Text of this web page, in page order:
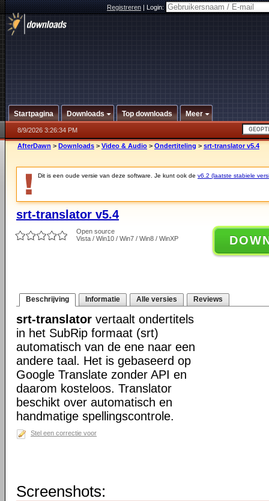
Registreren|Login:
Startpagina Downloads Top downloads Meer
8/9/2026 3:26:34 PM
AfterDawn > Downloads > Video & Audio > Ondertiteling > srt-translator v5.4
Dit is een oude versie van deze software. Je kunt ook de v6.2 (laatste stabiele
srt-translator v5.4
Open source
Vista / Win10 / Win7 / Win8 / WinXP
Beschrijving Informatie Alle versies Reviews
srt-translator vertaalt ondertitels
in het SubRip formaat (srt)
automatisch van de ene naar een
andere taal. Het is gebaseerd op
Google Translate zonder API en
daarom kosteloos. Translator
beschikt over automatisch en
handmatige spellingscontrole.
Stel een correctie voor
Screenshots: